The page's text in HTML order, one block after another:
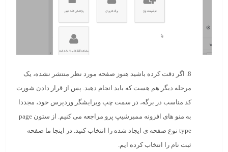
8. اگر دقت کرده باشید هنوز صفحه مورد نظر منتشر نشده، یک
مرحله دیگر هم هست که باید انجام دهید. پس از قرار دادن شورت
کد مناسب در برگه، در سمت چپ ویرایشگر وردپرس خود، مجددا
به منو های افزونه ممبرشیپ پرو مراجعه می کنیم. از ستون page
type نوع صفحه ی ایجاد شده را انتخاب کنید. در اینجا ما صفحه
ثبت نام را انتخاب کرده ایم.